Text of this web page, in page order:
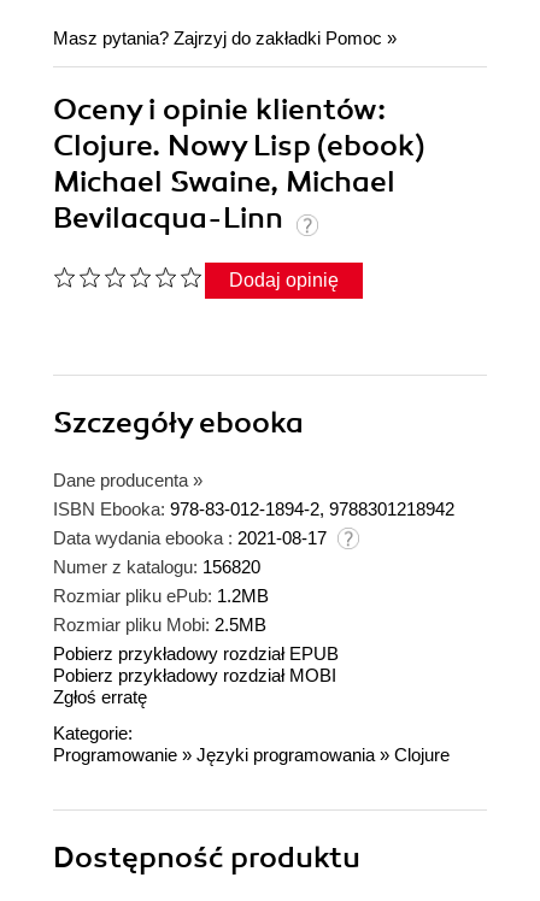
Masz pytania? Zajrzyj do zakładki Pomoc »
Oceny i opinie klientów:
Clojure. Nowy Lisp (ebook)
Michael Swaine, Michael
Bevilacqua-Linn
Dodaj opinię
Szczegółyebooka
Dane producenta »
ISBN Ebooka: 978-83-012-1894-2, 9788301218942
Data wydania ebooka : 2021-08-17
Numer z katalogu: 156820
Rozmiar pliku ePub: 1.2MB
Rozmiar pliku Mobi: 2.5MB
Pobierz przykładowy rozdział EPUB
Pobierz przykładowy rozdział MOBI
Zgłoś erratę
Kategorie:
Programowanie » Języki programowania » Clojure
Dostępność produktu